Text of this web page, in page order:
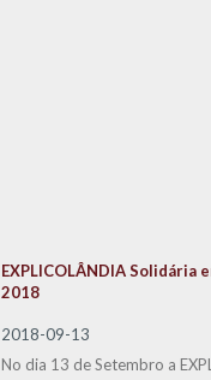
EXPLICOLÂNDIA Solidária
2018
2018-09-13
No dia 13 de Setembro a